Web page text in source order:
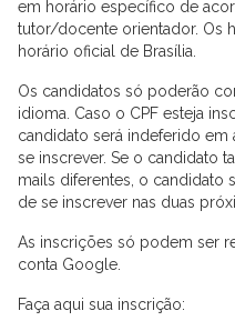
em horário específico de
tutor/docente orientador. Os
horário oficial de Brasília.
Os candidatos só poderão
idioma. Caso o CPF esteja
candidato será indeferido
se inscrever. Se o candidato
mails diferentes, o candidato
de se inscrever nas duas
As inscrições só podem ser
conta Google.
Faça aqui sua inscrição: